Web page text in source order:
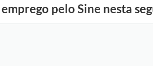
pelo Sine nesta